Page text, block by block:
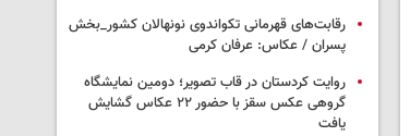
رقابت‌های قهرمانی تکواندوی نونهالان کشور_بخش
پسران / عکاس: عرفان کرمی
روایت کردستان در قاب تصویر؛ دومین نمایشگاه
گروهی عکس سقز با حضور ۲۲ عکاس گشایش
یافت